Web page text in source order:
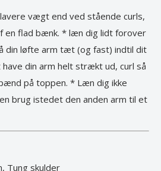
vægt end ved stående curls,
en flad bænk. * læn dig lidt forover
din løfte arm tæt (og fast) indtil dit
din arm helt strækt ud, curl så
på toppen. * Læn dig ikke
brug istedet den anden arm til et
Tung skulder